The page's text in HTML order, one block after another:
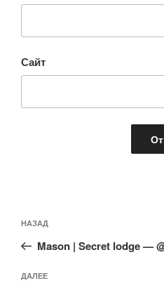
Сайт
по
записям
Предыдущая
запись:
НАЗАД
Mason | Secret lodge —
Следующая
ДАЛЕЕ